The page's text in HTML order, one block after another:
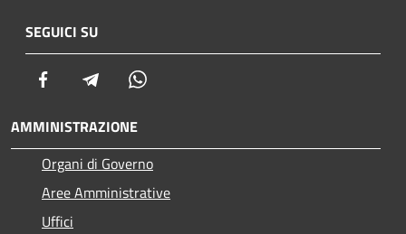
SEGUICI SU
Facebook Telegram
AMMINISTRAZIONE
Organi di Governo
Aree Amministrative
Uffici